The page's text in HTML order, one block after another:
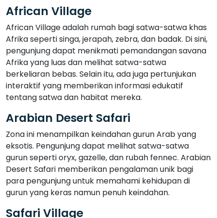
African Village
African Village adalah rumah bagi satwa-satwa khas
Afrika seperti singa, jerapah, zebra, dan badak. Di sini,
pengunjung dapat menikmati pemandangan savana
Afrika yang luas dan melihat satwa-satwa
berkeliaran bebas. Selain itu, ada juga pertunjukan
interaktif yang memberikan informasi edukatif
tentang satwa dan habitat mereka.
Arabian Desert Safari
Zona ini menampilkan keindahan gurun Arab yang
eksotis. Pengunjung dapat melihat satwa-satwa
gurun seperti oryx, gazelle, dan rubah fennec. Arabian
Desert Safari memberikan pengalaman unik bagi
para pengunjung untuk memahami kehidupan di
gurun yang keras namun penuh keindahan.
Safari Village